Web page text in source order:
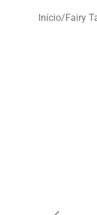
Início/Fairy